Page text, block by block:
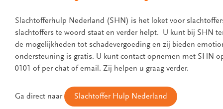
Slachtofferhulp Nederland (SHN) is het loket voor
slachtoffers te woord staat en verder helpt. U kunt bij SHN
de mogelijkheden tot schadevergoeding en zij bieden
ondersteuning is gratis. U kunt contact opnemen met SHN
0101 of per chat of email. Zij helpen u graag verder.
Ga direct naar Slachtoffer Hulp Nederland